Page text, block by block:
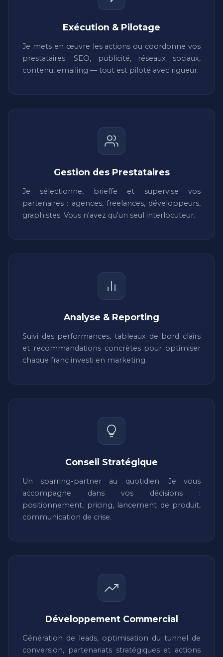
Exécution & Pilotage
Je mets en œuvre les actions ou coordonne vos
prestataires. SEO, publicité, réseaux sociaux,
contenu, emailing — tout est piloté avec rigueur.
Gestion des Prestataires
Je sélectionne, brieffe et supervise vos
partenaires : agences, freelances, développeurs,
graphistes. Vous n'avez qu'un seul interlocuteur.
Analyse & Reporting
Suivi des performances, tableaux de bord clairs
et recommandations concrètes pour optimiser
chaque franc investi en marketing.
Conseil Stratégique
Un sparring-partner au quotidien. Je vous
accompagne dans vos décisions :
positionnement, pricing, lancement de produit,
communication de crise.
Développement Commercial
Génération de leads, optimisation du tunnel de
conversion, partenariats stratégiques et actions